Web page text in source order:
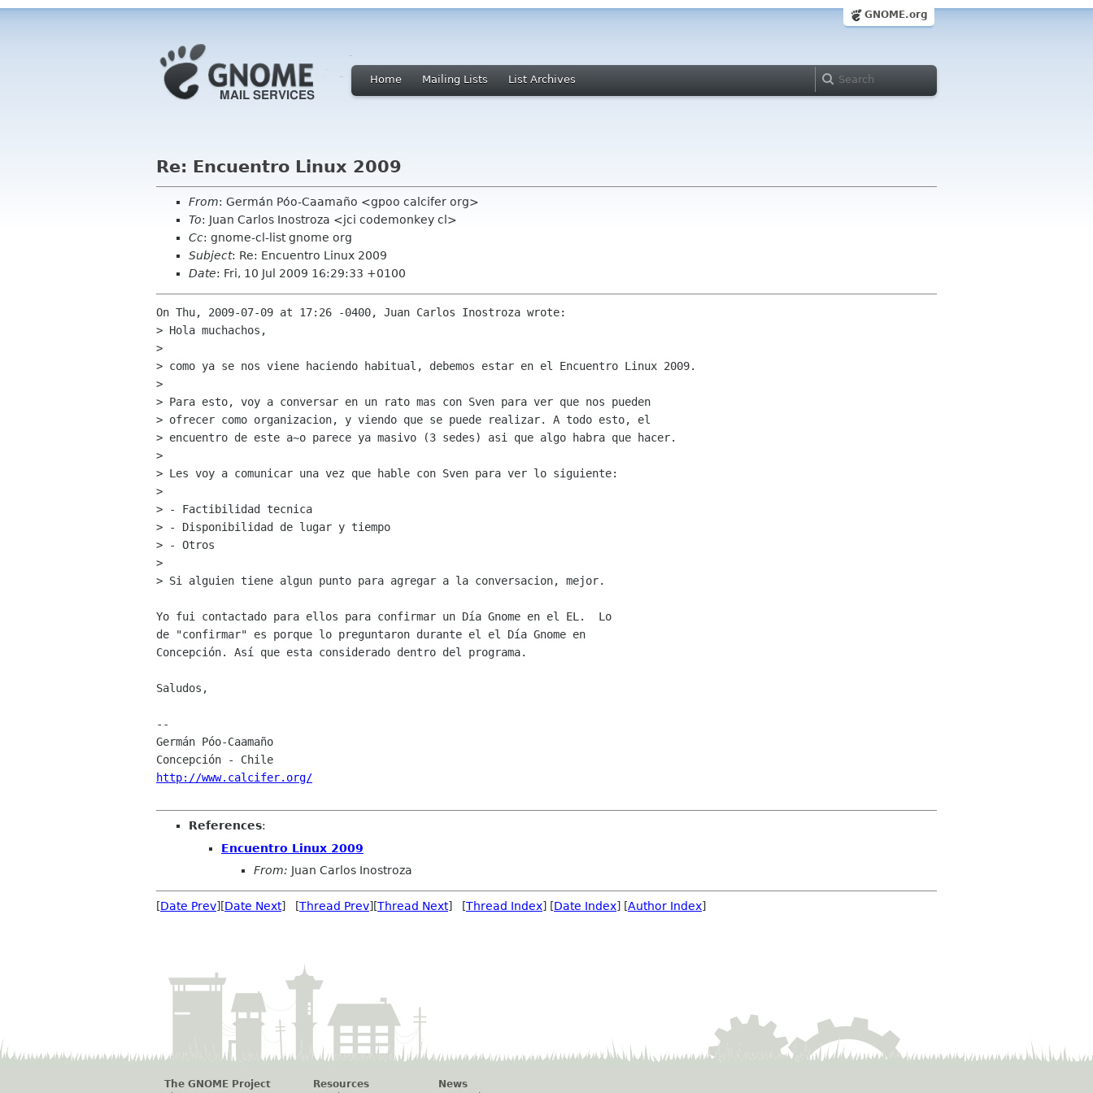
GNOME.org
Home Mailing Lists List Archives
Re: Encuentro Linux 2009
From: Germán Póo-Caamaño <gpoo calcifer org>
To: Juan Carlos Inostroza <jci codemonkey cl>
Cc: gnome-cl-list gnome org
Subject: Re: Encuentro Linux 2009
Date: Fri, 10 Jul 2009 16:29:33 +0100
On Thu, 2009-07-09 at 17:26 -0400, Juan Carlos Inostroza wrote:
> Hola muchachos,
>
> como ya se nos viene haciendo habitual, debemos estar en el Encuentro Linux 2009.
>
> Para esto, voy a conversar en un rato mas con Sven para ver que nos pueden
> ofrecer como organizacion, y viendo que se puede realizar. A todo esto, el
> encuentro de este a~o parece ya masivo (3 sedes) asi que algo habra que hacer.
>
> Les voy a comunicar una vez que hable con Sven para ver lo siguiente:
>
> - Factibilidad tecnica
> - Disponibilidad de lugar y tiempo
> - Otros
>
> Si alguien tiene algun punto para agregar a la conversacion, mejor.
Yo fui contactado para ellos para confirmar un Día Gnome en el EL.  Lo
de "confirmar" es porque lo preguntaron durante el el Día Gnome en
Concepción. Así que esta considerado dentro del programa.
Saludos,
--
Germán Póo-Caamaño
http://www.calcifer.org/
References:
Encuentro Linux 2009
From: Juan Carlos Inostroza
[Date Prev][Date Next] [Thread Prev][Thread Next] [Thread Index] [Date Index] [Author Index]
The GNOME Project
Resources
News